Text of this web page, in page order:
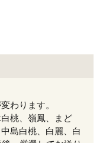
わります。
桃、嶺鳳、まど
島白桃、白麗、白